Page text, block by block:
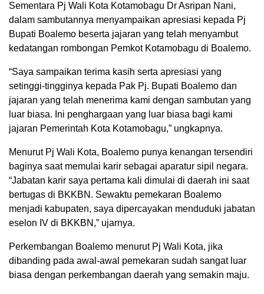
Sementara Pj Wali Kota Kotamobagu Dr Asripan Nani,
dalam sambutannya menyampaikan apresiasi kepada Pj
Bupati Boalemo beserta jajaran yang telah menyambut
kedatangan rombongan Pemkot Kotamobagu di Boalemo.
“Saya sampaikan terima kasih serta apresiasi yang
setinggi-tingginya kepada Pak Pj. Bupati Boalemo dan
jajaran yang telah menerima kami dengan sambutan yang
luar biasa. Ini penghargaan yang luar biasa bagi kami
jajaran Pemerintah Kota Kotamobagu,” ungkapnya.
Menurut Pj Wali Kota, Boalemo punya kenangan tersendiri
baginya saat memulai karir sebagai aparatur sipil negara.
“Jabatan karir saya pertama kali dimulai di daerah ini saat
bertugas di BKKBN. Sewaktu pemekaran Boalemo
menjadi kabupaten, saya dipercayakan menduduki jabatan
eselon IV di BKKBN,” ujarnya.
Perkembangan Boalemo menurut Pj Wali Kota, jika
dibanding pada awal-awal pemekaran sudah sangat luar
biasa dengan perkembangan daerah yang semakin maju.